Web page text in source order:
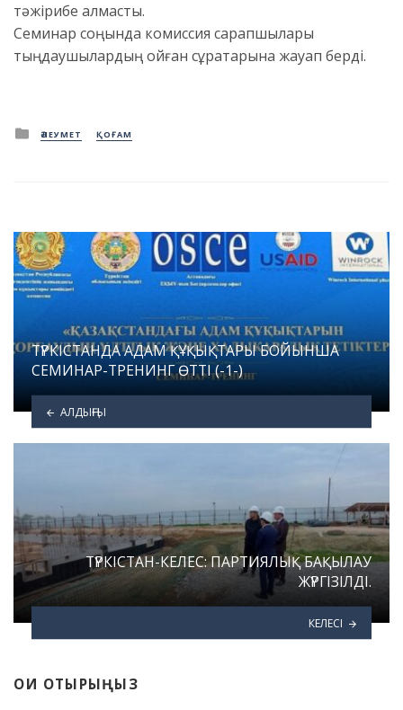
тәжірибе алмасты.
Семинар соңында комиссия сарапшылары
тыңдаушылардың қойған сұрақтарына жауап берді.
Posted
in
ӘЛЕУМЕТ ҚОҒАМ
ТҮРКІСТАНДА АДАМ ҚҰҚЫҚТАРЫ БОЙЫНША
СЕМИНАР-ТРЕНИНГ ӨТТІ (-1-)
АЛДЫҢҒЫ
ТҮРКІСТАН-КЕЛЕС: ПАРТИЯЛЫҚ БАҚЫЛАУ
ЖҮРГІЗІЛДІ.
КЕЛЕСІ
ОҚИ ОТЫРЫҢЫЗ